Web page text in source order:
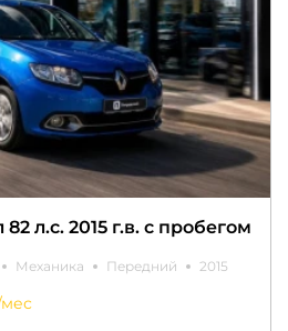
л.с. 2015 г.в. с пробегом
Механика Передний 2015
мес